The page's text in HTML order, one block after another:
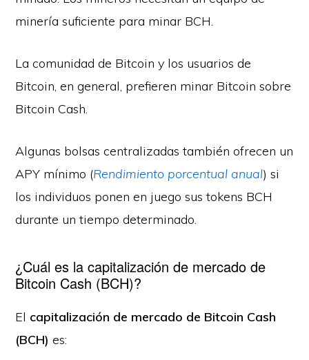
minería suficiente para minar BCH.
La comunidad de Bitcoin y los usuarios de
Bitcoin, en general, prefieren minar Bitcoin sobre
Bitcoin Cash.
Algunas bolsas centralizadas también ofrecen un
APY mínimo (Rendimiento porcentual anual) si
los individuos ponen en juego sus tokens BCH
durante un tiempo determinado.
¿Cuál es la capitalización de mercado de
Bitcoin Cash (BCH)?
El capitalización de mercado de Bitcoin Cash
(BCH) es: